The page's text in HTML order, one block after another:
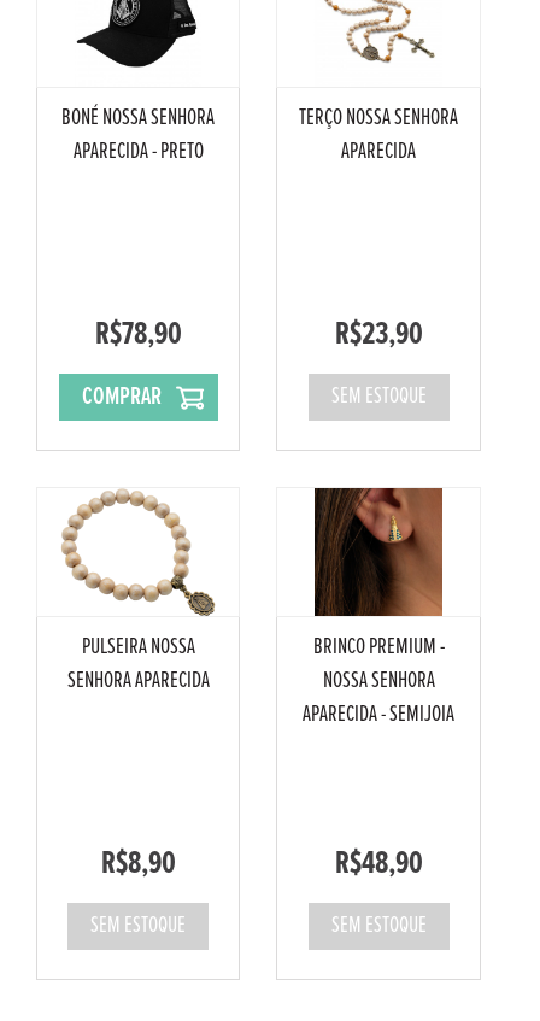
BONÉ NOSSA SENHORA
APARECIDA - PRETO
R$78,90
COMPRAR
TERÇO NOSSA SENHORA
APARECIDA
R$23,90
SEM ESTOQUE
PULSEIRA NOSSA
SENHORA APARECIDA
R$8,90
SEM ESTOQUE
BRINCO PREMIUM -
NOSSA SENHORA
APARECIDA - SEMIJOIA
R$48,90
SEM ESTOQUE